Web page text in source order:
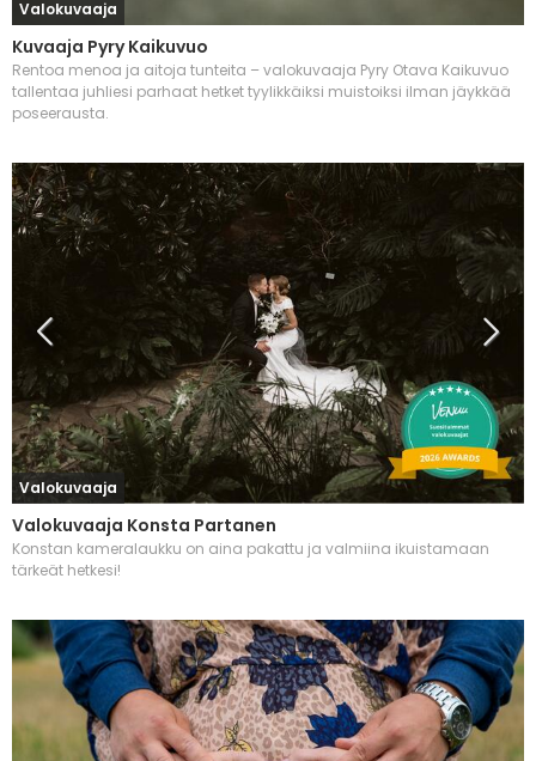
Valokuvaaja
Kuvaaja Pyry Kaikuvuo
Rentoa menoa ja aitoja tunteita – valokuvaaja Pyry Otava Kaikuvuo
tallentaa juhliesi parhaat hetket tyylikkäiksi muistoiksi ilman jäykkää
poseerausta.
Valokuvaaja
Valokuvaaja Konsta Partanen
Konstan kameralaukku on aina pakattu ja valmiina ikuistamaan
tärkeät hetkesi!